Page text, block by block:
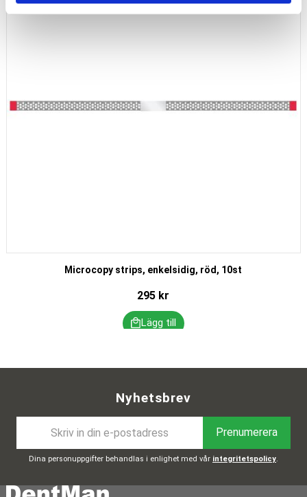
Microcopy strips, enkelsidig, röd, 10st
295 kr
Nyhetsbrev
Prenumerera
Dina personuppgifter behandlas i enlighet med vår integritetspolicy.